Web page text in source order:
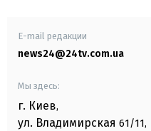
E-mail редакции
news24@24tv.com.ua
Мы здесь:
г. Киев,
ул. Владимирская 61/11,